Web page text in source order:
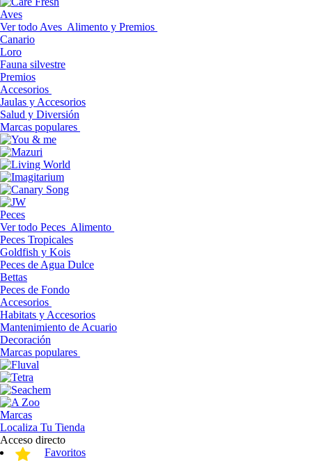
Aves
Ver todo Aves Alimento y Premios
Canario
Loro
Fauna silvestre
Premios
Accesorios
Jaulas y Accesorios
Salud y Diversión
Marcas populares
Peces
Ver todo Peces Alimento
Peces Tropicales
Goldfish y Kois
Peces de Agua Dulce
Bettas
Peces de Fondo
Accesorios
Habitats y Accesorios
Mantenimiento de Acuario
Decoración
Marcas populares
Marcas
Localiza Tu Tienda
Acceso directo
Favoritos